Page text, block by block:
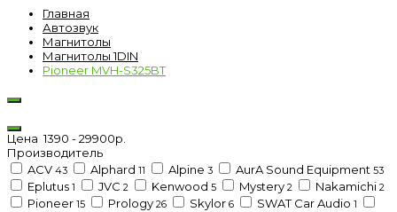
Главная
Автозвук
Магнитолы
Магнитолы 1DIN
Pioneer MVH-S325BT
Цена1390 -29900р.
Производитель
ACV 43 Alphard 11 Alpine 3 AurA Sound Equipment 53
Eplutus 1 JVC 2 Kenwood 5 Mystery 2 Nakamichi 2
Pioneer 15 Prology 26 Skylor 6 SWAT Car Audio 1